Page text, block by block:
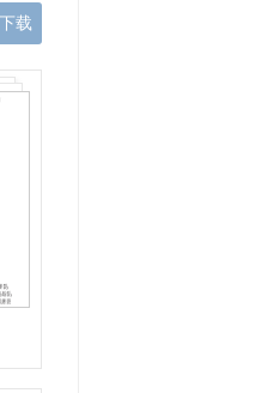
载